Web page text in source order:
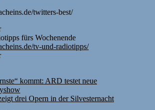
twitters-best/
fürs Wochenende
tv-und-radiotipps/
kommt: ARD testet neue
drei Opern in der Silvesternacht